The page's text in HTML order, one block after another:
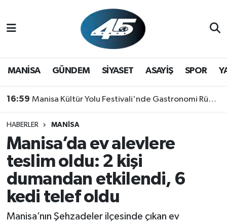
MANİSA GÜNDEM SİYASET ASAYİŞ SPOR
16:59 Manisa Kültür Yolu Festivali'nde Gastronomi Rüzgarı: Lezzetin Yıldızı "Manisa Kebabı" Oldu!
HABERLER MANİSA
Manisa’da ev alevlere
teslim oldu: 2 kişi
dumandan etkilendi, 6
kedi telef oldu
Manisa’nın Şehzadeler ilçesinde çıkan ev
GÜNDEM
SPOR
YAŞAM
RESMİ REKLAM
Hava Durumu
Trafik Durumu
Son Dakika Haberleri
Haber Arşivi